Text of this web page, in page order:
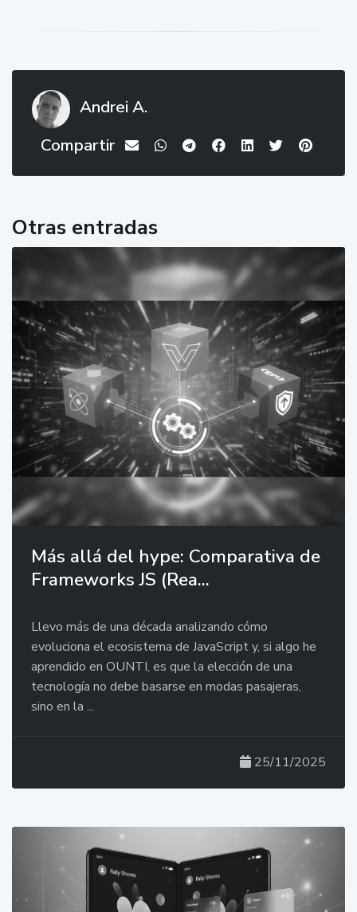
Andrei A.
Compartir
Otras entradas
Más allá del hype: Comparativa de
Frameworks JS (Rea...
Llevo más de una década analizando cómo
evoluciona el ecosistema de JavaScript y, si algo he
aprendido en OUNTI, es que la elección de una
tecnología no debe basarse en modas pasajeras,
sino en la ...
25/11/2025